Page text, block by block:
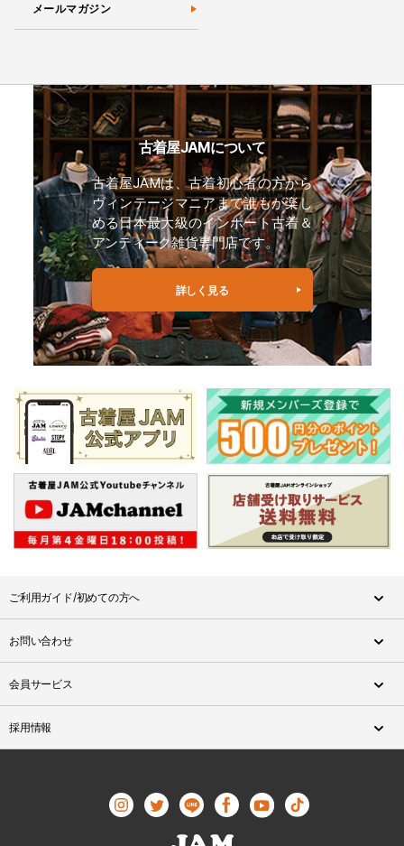
メールマガジン
古着屋JAMについて
古着屋JAMは、古着初心者の方から
ヴィンテージマニアまで誰もが楽し
める日本最大級のインポート古着＆
アンティーク雑貨専門店です。
詳しく見る
ご利用ガイド/初めての方へ
お問い合わせ
会員サービス
採用情報